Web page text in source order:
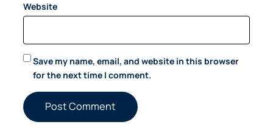
Website
Save my name, email, and website in this browser
for the next time I comment.